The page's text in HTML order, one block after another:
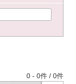
0 - 0件 / 0件